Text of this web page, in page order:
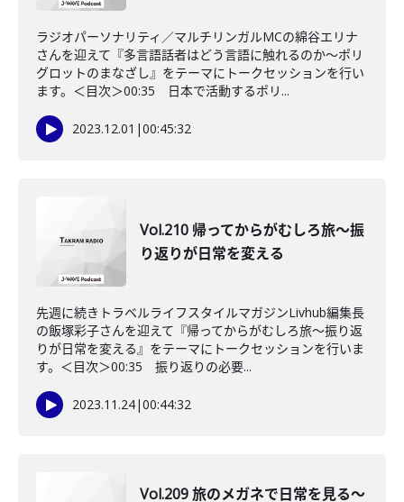
ラジオパーソナリティ／マルチリンガルMCの綿谷エリナ
さんを迎えて『多言語話者はどう言語に触れるのか〜ポリ
グロットのまなざし』をテーマにトークセッションを行い
ます。＜目次＞00:35 日本で活動するポリ...
2023.12.01 |00:45:32
Vol.210 帰ってからがむしろ旅〜振
り返りが日常を変える
先週に続きトラベルライフスタイルマガジンLivhub編集長
の飯塚彩子さんを迎えて『帰ってからがむしろ旅〜振り返
りが日常を変える』をテーマにトークセッションを行いま
す。＜目次＞00:35 振り返りの必要...
2023.11.24|00:44:32
Vol.209 旅のメガネで日常を見る〜